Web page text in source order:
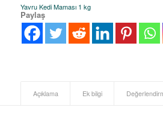
Yavru Kedi Maması 1 kg
Paylaş
Açıklama Ek bilgi